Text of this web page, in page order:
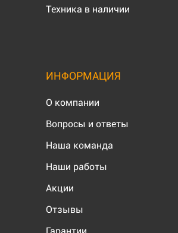
Техника в наличии
ИНФОРМАЦИЯ
О компании
Вопросы и ответы
Наша команда
Наши работы
Акции
Отзывы
Гарантии